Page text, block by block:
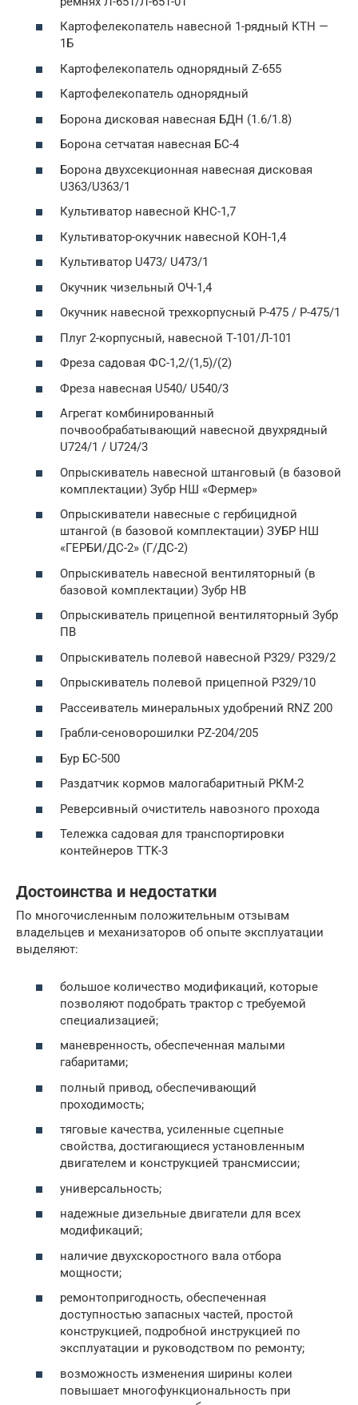
Картофелекопатель навесной 1-рядный КТН —
1Б
Картофелекопатель однорядный Z-655
Картофелекопатель однорядный
Борона дисковая навесная БДН (1.6/1.8)
Борона сетчатая навесная БС-4
Борона двухсекционная навесная дисковая
U363/U363/1
Культиватор навесной KHC-1,7
Культиватор-окучник навесной КОН-1,4
Культиватор U473/ U473/1
Окучник чизельный ОЧ-1,4
Окучник навесной трехкорпусный Р-475 / Р-475/1
Плуг 2-корпусный, навесной Т-101/Л-101
Фреза садовая ФС-1,2/(1,5)/(2)
Фреза навесная U540/ U540/3
Агрегат комбинированный
почвообрабатывающий навесной двухрядный
U724/1 / U724/3
Опрыскиватель навесной штанговый (в базовой
комплектации) Зубр НШ «Фермер»
Опрыскиватели навесные с гербицидной
штангой (в базовой комплектации) ЗУБР НШ
«ГЕРБИ/ДС-2» (Г/ДС-2)
Опрыскиватель навесной вентиляторный (в
базовой комплектации) Зубр НВ
Опрыскиватель прицепной вентиляторный Зубр
ПВ
Опрыскиватель полевой навесной Р329/ Р329/2
Опрыскиватель полевой прицепной Р329/10
Рассеиватель минеральных удобрений RNZ 200
Грабли-сеноворошилки PZ-204/205
Бур БС-500
Раздатчик кормов малогабаритный РКМ-2
Реверсивный очиститель навозного прохода
Тележка садовая для транспортировки
контейнеров TTK-3
Достоинства и недостатки
По многочисленным положительным отзывам
владельцев и механизаторов об опыте эксплуатации
выделяют:
большое количество модификаций, которые
позволяют подобрать трактор с требуемой
специализацией;
маневренность, обеспеченная малыми
габаритами;
полный привод, обеспечивающий
проходимость;
тяговые качества, усиленные сцепные
свойства, достигающиеся установленным
двигателем и конструкцией трансмиссии;
универсальность;
надежные дизельные двигатели для всех
модификаций;
наличие двухскоростного вала отбора
мощности;
ремонтопригодность, обеспеченная
доступностью запасных частей, простой
конструкцией, подробной инструкцией по
эксплуатации и руководством по ремонту;
возможность изменения ширины колеи
повышает многофункциональность при